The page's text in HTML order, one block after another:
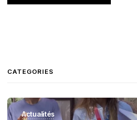
CATEGORIES
Actualités